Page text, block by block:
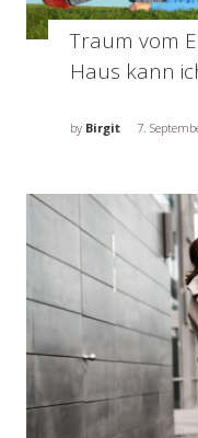
Traum vom
Haus kann
by Birgit 7.